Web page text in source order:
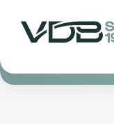
contenu